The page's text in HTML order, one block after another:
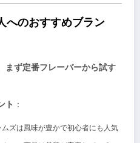
へのおすすめブラン
まず定番フレーバーから試す
ト ：
ズは風味が豊かで初心者にも人気